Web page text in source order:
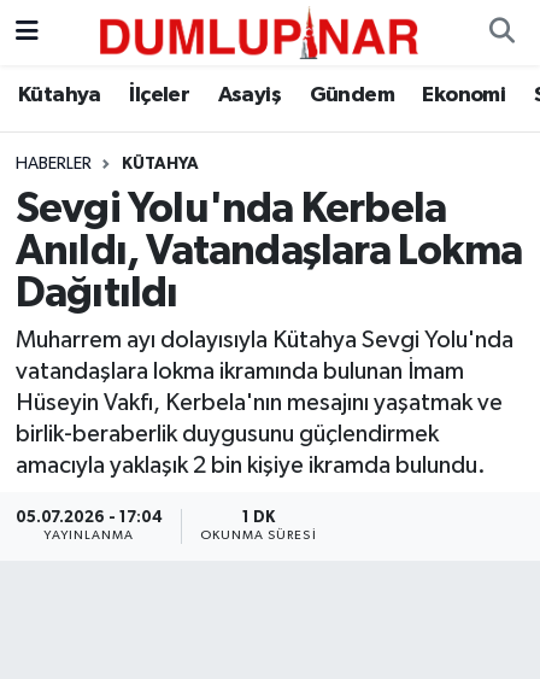
Kütahya İlçeler Asayiş Gündem Ekonomi
HABERLER KÜTAHYA
Sevgi Yolu'nda Kerbela
Anıldı, Vatandaşlara Lokma
Dağıtıldı
Muharrem ayı dolayısıyla Kütahya Sevgi Yolu'nda
vatandaşlara lokma ikramında bulunan İmam
Hüseyin Vakfı, Kerbela'nın mesajını yaşatmak ve
birlik-beraberlik duygusunu güçlendirmek
amacıyla yaklaşık 2 bin kişiye ikramda bulundu.
05.07.2026 - 17:04
YAYINLANMA
1 DK
OKUNMA SÜRESI
Asayiş
Diğer
Dünya
Eğitim
Ekonomi
Eleman
Emlak
Gündem
Kütahya Hava Durumu
Kütahya Trafik Yoğunluk Haritası
Süper Lig Puan Durumu ve Fikstür
Tüm Manşetler
Son Dakika Haberleri
Haber Arşivi